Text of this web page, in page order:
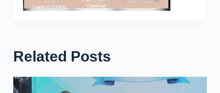
Related Posts